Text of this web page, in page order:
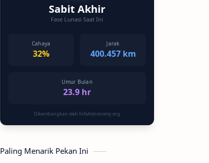
Sabit Akhir
Fase Lunasi Saat Ini
Cahaya
32%
Jarak
400.457 km
Umur Bulan
23.9 hr
Dikembangkan oleh InfoAstronomy.org
Paling Menarik Pekan Ini